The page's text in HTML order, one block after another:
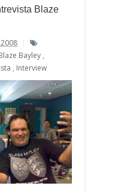
Blaze
Bayley ,
, Interview